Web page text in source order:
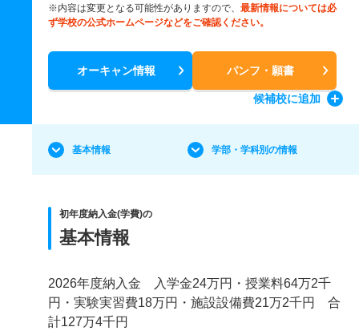
※内容は変更となる可能性がありますので、 最新情報については必
ず学校の公式ホームページなどをご確認ください。
オーキャン情報 パンフ・願書
候補校に追加
基本情報 学部・学科別の情報
初年度納入金(学費)の
基本情報
2026年度納入金 入学金24万円・授業料64万2千
円・実験実習費18万円・施設設備費21万2千円 合
計127万4千円